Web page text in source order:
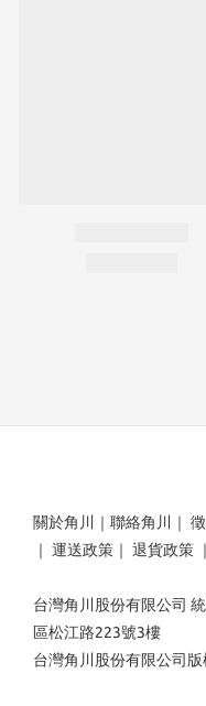
關於角川 ｜ 聯絡角川 ｜
｜ 運送政策 ｜ 退貨政策 ｜
台灣角川股份有限公司
區松江路223號3樓
台灣角川股份有限公司